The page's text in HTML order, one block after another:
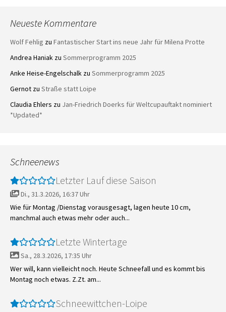
Neueste Kommentare
Wolf Fehlig zu Fantastischer Start ins neue Jahr für Milena Protte
Andrea Haniak zu Sommerprogramm 2025
Anke Heise-Engelschalk zu Sommerprogramm 2025
Gernot zu Straße statt Loipe
Claudia Ehlers zu Jan-Friedrich Doerks für Weltcupauftakt nominiert
*Updated*
Schneenews
Letzter Lauf diese Saison
Di., 31.3.2026, 16:37 Uhr
Wie für Montag /Dienstag vorausgesagt, lagen heute 10 cm,
manchmal auch etwas mehr oder auch...
Letzte Wintertage
Sa., 28.3.2026, 17:35 Uhr
Wer will, kann vielleicht noch. Heute Schneefall und es kommt bis
Montag noch etwas. Z.Zt. am...
Schneewittchen-Loipe